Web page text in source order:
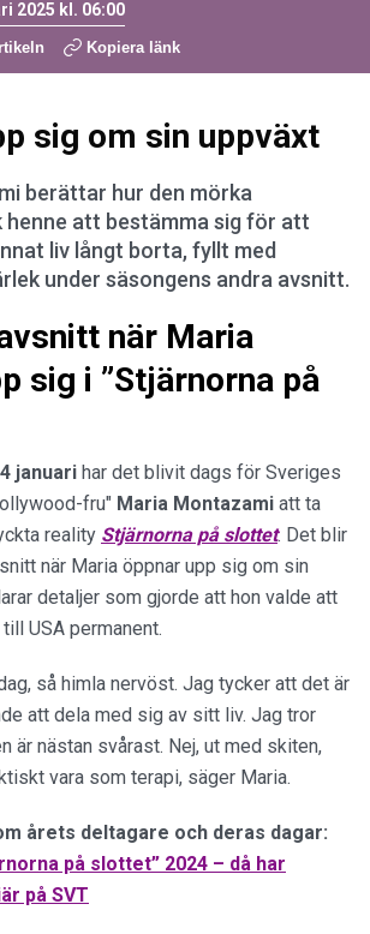
2025 kl. 06:00
Kopiera länk
sig om sin uppväxt
berättar hur den mörka
henne att bestämma sig för att
liv långt borta, fyllt med
under säsongens andra avsnitt.
när Maria
sig i ”Stjärnorna på
januari har det blivit dags för Sveriges
fru" Maria Montazami att ta
reality Stjärnorna på slottet. Det blir
när Maria öppnar upp sig om sin
detaljer som gjorde att hon valde att
USA permanent.
så himla nervöst. Jag tycker att det är
att dela med sig av sitt liv. Jag tror
är nästan svårast. Nej, ut med skiten,
vara som terapi, säger Maria.
årets deltagare och deras dagar:
på slottet” 2024 – då har
på SVT